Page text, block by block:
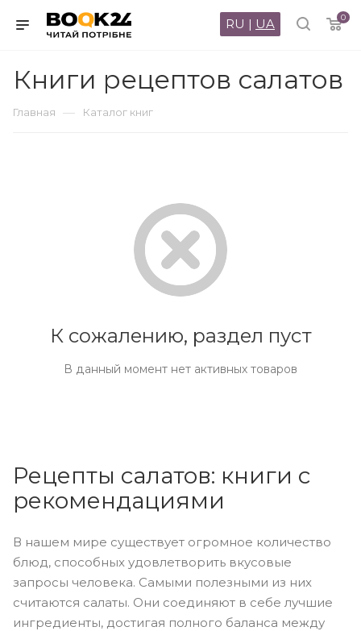
0
RU | UA
Книги рецептов салатов
Главная — Каталог книг
К сожалению, раздел пуст
В данный момент нет активных товаров
Рецепты салатов: книги с
рекомендациями
В нашем мире существует огромное количество
блюд, способных удовлетворить вкусовые
запросы человека. Самыми полезными из них
считаются салаты. Они соединяют в себе лучшие
ингредиенты, достигая полного баланса между